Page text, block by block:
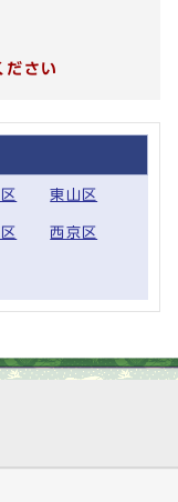
ださい
東山区
西京区